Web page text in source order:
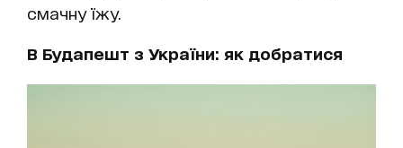
смачну їжу.
В Будапешт з України: як добратися